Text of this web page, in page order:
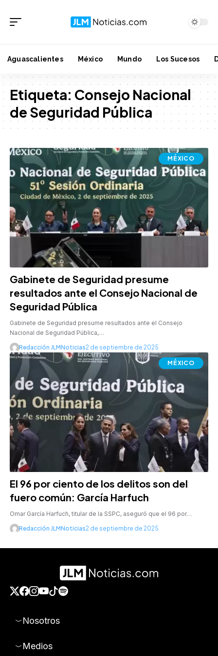
Aguascalientes México Mundo Los Sucesos
Etiqueta: Consejo Nacional
de Seguridad Pública
MÉXICO
Gabinete de Seguridad presume
resultados ante el Consejo Nacional de
Seguridad Pública
Gabinete de Seguridad presume resultados ante el Consejo
Nacional de Seguridad Pública,…
Redacción JLMNoticias2 de septiembre de 2025
MÉXICO
El 96 por ciento de los delitos son del
fuero común: García Harfuch
Omar García Harfuch, titular de la SSPC, aseguró que el 96 por…
Redacción JLMNoticias2 de septiembre de 2025
Nosotros
Medios